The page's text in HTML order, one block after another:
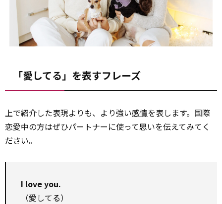
「愛してる」を表すフレーズ
上で紹介した表現よりも、より強い感情を表します。国際
恋愛中の方はぜひパートナーに使って思いを伝えてみてく
ださい。
I love you.
（愛してる）